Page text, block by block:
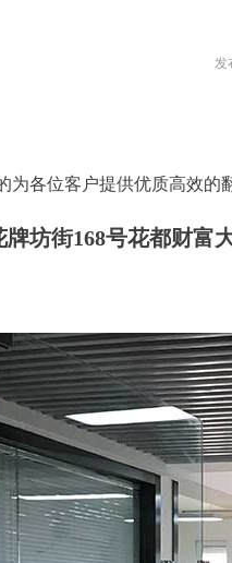
发
为各位客户提供优质高效的
牌坊街168号花都财富